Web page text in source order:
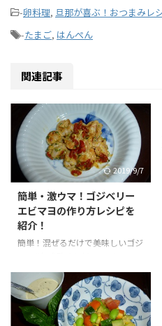
-卵料理, 旦那が喜ぶ！おつまみレ
-たまご, はんぺん
関連記事
2019/9/7
簡単・激ウマ！ゴジベリー
エビマヨの作り方レシピを
紹介！
簡単！混ぜるだけで美味しいゴジ
が絶妙で激ウマ！いろんな料理に
使えるゴジベリー１日２８粒を毎
日美味しく食べて、紫外線に強い
体質に！